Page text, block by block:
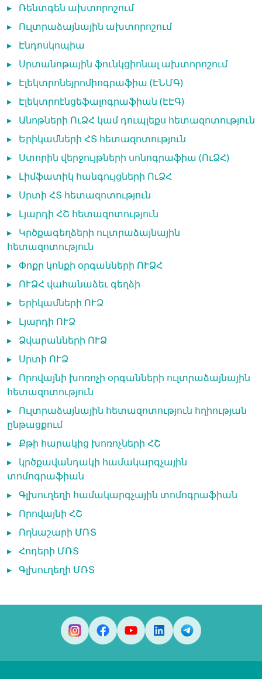
▸ Ռենտգեն ախտորոշում
▸ Ուլտրաձայնային ախտորոշում
▸ Էնդոսկոպիա
▸ Սրտանոթային ֆունկցիոնալ ախտորոշում
▸ Էլեկտրոնեյրոմիոգրաֆիա (ԷՆՄԳ)
▸ Էլեկտրոէնցեֆալոգրաֆիան (ԷԷԳ)
▸ Անոթների ՈւՁՀ կամ դուպլեքս հետազոտություն
▸ Երիկամների ՀՏ հետազոտություն
▸ Ստորին վերջույթների սոնոգրաֆիա (ՈւՁՀ)
▸ Լիմֆատիկ հանգույցների ՈւՁՀ
▸ Սրտի ՀՏ հետազոտություն
▸ Լյարդի ՀՇ հետազոտություն
▸ Կրծքագեղձերի ուլտրաձայնային
հետազոտություն
▸ Փոքր կոնքի օրգանների ՈՒՁՀ
▸ ՈՒՁՀ վահանաձեւ գեղձի
▸ Երիկամների ՈՒՁ
▸ Լյարդի ՈՒՁ
▸ Ձվարանների ՈՒՁ
▸ Սրտի ՈՒՁ
▸ Որովայնի խոռոչի օրգանների ուլտրաձայնային
հետազոտություն
▸ Ուլտրաձայնային հետազոտություն հղիության
ընթացքում
▸ Քթի հարակից խոռոչների ՀՇ
▸ կրծքավանդակի համակարգչային
տոմոգրաֆիան
▸ Գլխուղեղի համակարգչային տոմոգրաֆիան
▸ Որովայնի ՀՇ
▸ Ողնաշարի ՄՌՏ
▸ Հոդերի ՄՌՏ
▸ Գլխուղեղի ՄՌՏ